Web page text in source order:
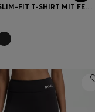
ACTIVE SLIM-FIT T-SHIRT MIT FEUCHTIGKEITSABLEITENDEN EIGENSCHAFTEN